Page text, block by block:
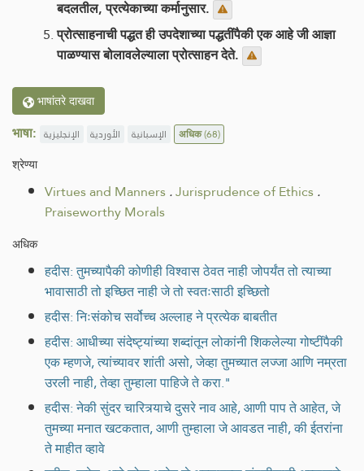
बदलतील, प्रत्येकाच्या कर्मानुसार.
प्रोत्साहनाची पद्धत ही उपदेशाच्या पद्धतींपैकी एक आहे जी आज्ञा
पाळण्यास बोलावलेल्याला प्रोत्साहन देते.
भाषांतरे दाखवा
भाषा: الإنجليزية الأوردية الإسبانية अधिक(68)
श्रेण्या
Virtues and Manners.Jurisprudence of Ethics.
Praiseworthy Morals
अधिक
हदीस: तुमच्यापैकी कोणीही विश्वास ठेवत नाही जोपर्यंत तो त्याच्या
भावासाठी तो इच्छित नाही जे तो स्वतःसाठी इच्छितो
हदीस: निःसंकोच सर्वोच्च अल्लाह ने प्रत्येक बाबतीत
हदीस: आधीच्या संदेष्ट्यांच्या शब्दांतून लोकांनी शिकलेल्या गोष्टींपैकी
एक म्हणजे, त्यांच्यावर शांती असो, जेव्हा तुमच्यात लज्जा आणि नम्रता
उरली नाही, तेव्हा तुम्हाला पाहिजे ते करा."
हदीस: नेकी सुंदर चारित्र्याचे दुसरे नाव आहे, आणी पाप ते आहेत, जे
तुमच्या मनात खटकतात, आणी तुम्हाला जे आवडत नाही, की ईतरांना
ते माहीत व्हावे